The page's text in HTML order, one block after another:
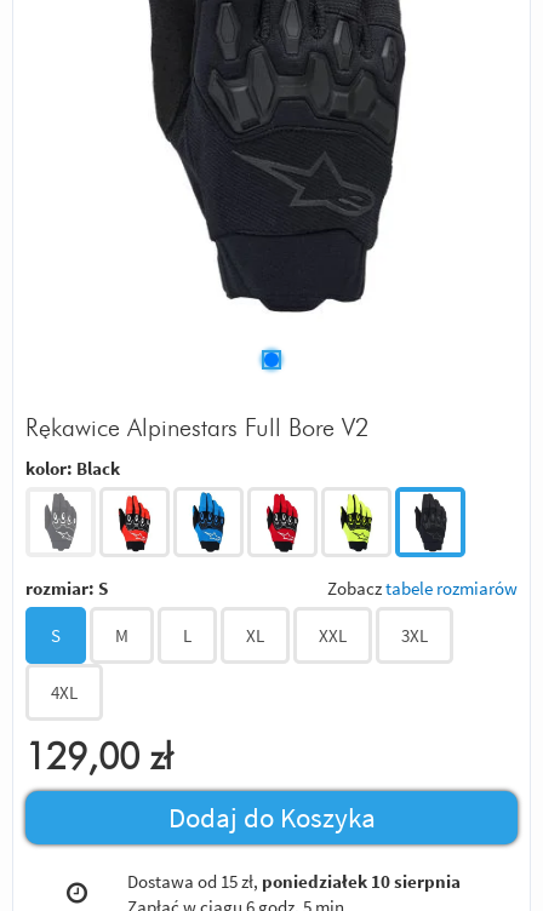
Rękawice Alpinestars Full Bore V2
kolor: Black
rozmiar: S Zobacztabele rozmiarów
S M L XL XXL 3XL
4XL
129,00 zł
Dodaj do Koszyka
Dostawa od 15 zł, poniedziałek 10 sierpnia
Zapłać w ciągu6 godz. 5 min